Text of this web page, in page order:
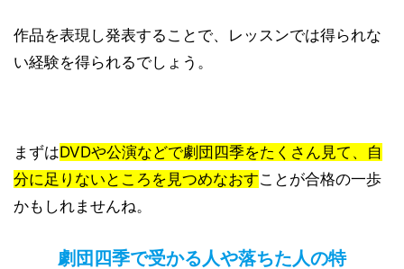
作品を表現し発表することで、レッスンでは得られな
い経験を得られるでしょう。
まずはDVDや公演などで劇団四季をたくさん見て、自
分に足りないところを見つめなおすことが合格の一歩
かもしれませんね。
劇団四季で受かる人や落ちた人の特